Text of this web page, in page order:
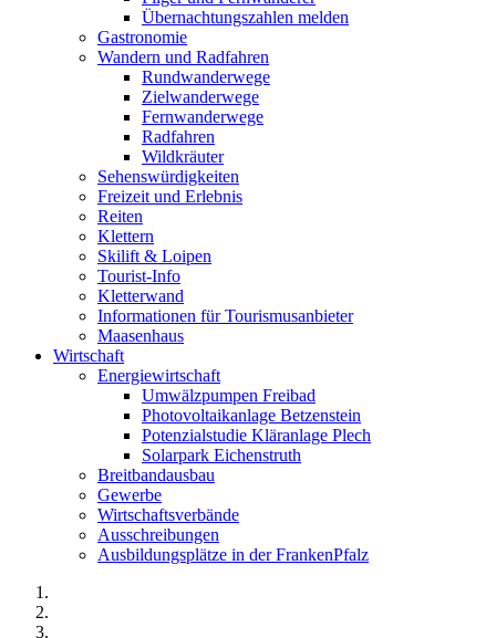
Übernachtungszahlen melden
Gastronomie
Wandern und Radfahren
Rundwanderwege
Zielwanderwege
Fernwanderwege
Radfahren
Wildkräuter
Sehenswürdigkeiten
Freizeit und Erlebnis
Reiten
Klettern
Skilift & Loipen
Tourist-Info
Kletterwand
Informationen für Tourismusanbieter
Maasenhaus
Wirtschaft
Energiewirtschaft
Umwälzpumpen Freibad
Photovoltaikanlage Betzenstein
Potenzialstudie Kläranlage Plech
Solarpark Eichenstruth
Breitbandausbau
Gewerbe
Wirtschaftsverbände
Ausschreibungen
Ausbildungsplätze in der FrankenPfalz